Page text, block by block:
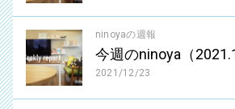
ninoyaの週報
今週のninoya（
2021/12/23